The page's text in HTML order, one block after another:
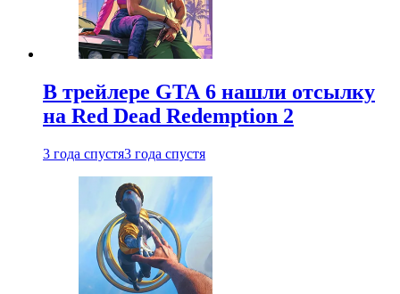
В трейлере GTA 6 нашли отсылку
на Red Dead Redemption 2
3 года спустя3 года спустя